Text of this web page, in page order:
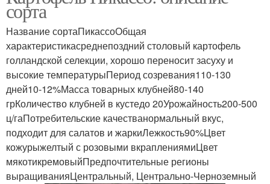
сорта
Название сортаПикассоОбщая
характеристикасреднепоздний столовый картофель
голландской селекции, хорошо переносит засуху и
высокие температурыПериод созревания110-130
дней10-12%Масса товарных клубней80-140
грКоличество клубней в кустедо 20Урожайность200-500
ц/гаПотребительские качестванормальный вкус,
подходит для салатов и жаркиЛежкость90%Цвет
кожурыжелтый с розовыми вкраплениямиЦвет
мякотикремовыйПредпочтительные регионы
выращиванияЦентральный, Центрально-Черноземный